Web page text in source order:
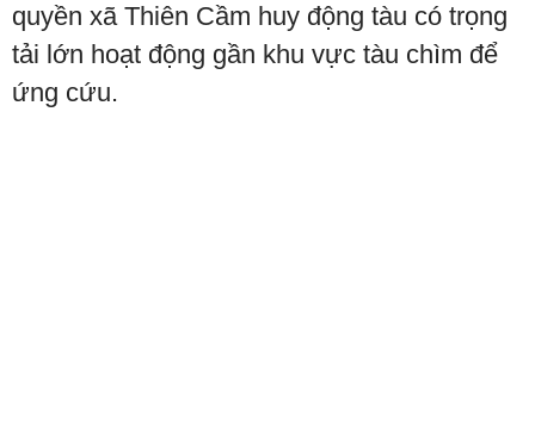
quyền xã Thiên Cầm huy động tàu có trọng
tải lớn hoạt động gần khu vực tàu chìm để
ứng cứu.